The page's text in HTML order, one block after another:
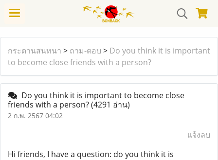
กระดานสนทนา > ถาม-ตอบ > Do you think it is important
to become close friends with a person?
Do you think it is important to become close
friends with a person?(4291 อ่าน)
2 ก.พ. 2567 04:02
แจ้งลบ
Hi friends, I have a question: do you think it is